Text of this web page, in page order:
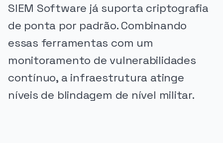
SIEM Software já suporta criptografia
de ponta por padrão. Combinando
essas ferramentas com um
monitoramento de vulnerabilidades
contínuo, a infraestrutura atinge
níveis de blindagem de nível militar.